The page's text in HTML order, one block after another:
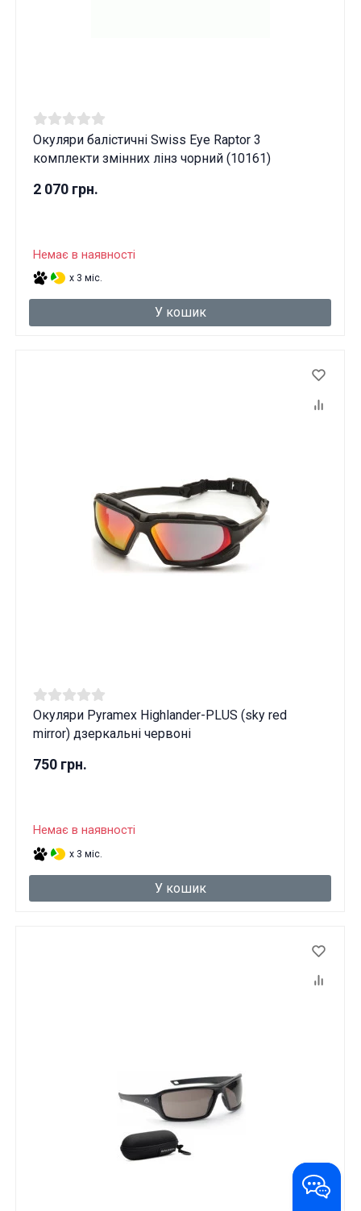
Окуляри балістичні Swiss Eye Raptor 3
комплекти змінних лінз чорний (10161)
2 070 грн.
Немає в наявності
x 3 міс.
У кошик
Окуляри Pyramex Highlander-PLUS (sky red
mirror) дзеркальні червоні
750 грн.
Немає в наявності
x 3 міс.
У кошик